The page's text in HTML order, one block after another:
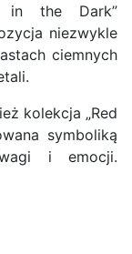
in the Dark”
niezwykle
ciemnych
kolekcja „Red
symboliką
i emocji.